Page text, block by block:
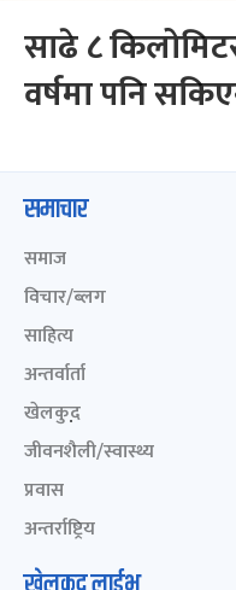
साढे ८
वर्षमा पनि
समाचार
समाज
विचार/ब्लग
साहित्य
अन्तर्वार्ता
खेलकुद़़
जीवनशैली/स्वास्थ्य
प्रवास
अन्तर्राष्ट्रिय